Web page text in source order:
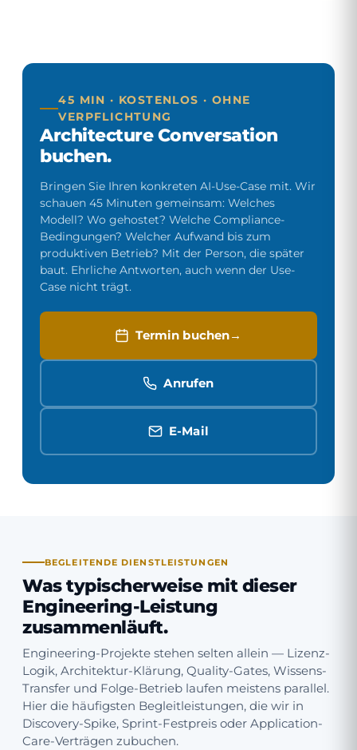
45 MIN · KOSTENLOS · OHNE
VERPFLICHTUNG
Architecture Conversation
buchen.
Bringen Sie Ihren konkreten AI-Use-Case mit. Wir
schauen 45 Minuten gemeinsam: Welches
Modell? Wo gehostet? Welche Compliance-
Bedingungen? Welcher Aufwand bis zum
produktiven Betrieb? Mit der Person, die später
baut. Ehrliche Antworten, auch wenn der Use-
Case nicht trägt.
Termin buchen
Anrufen
E-Mail
BEGLEITENDE DIENSTLEISTUNGEN
Was typischerweise mit dieser
Engineering-Leistung
zusammenläuft.
Engineering-Projekte stehen selten allein — Lizenz-
Logik, Architektur-Klärung, Quality-Gates, Wissens-
Transfer und Folge-Betrieb laufen meistens parallel.
Hier die häufigsten Begleitleistungen, die wir in
Discovery-Spike, Sprint-Festpreis oder Application-
Care-Verträgen zubuchen.